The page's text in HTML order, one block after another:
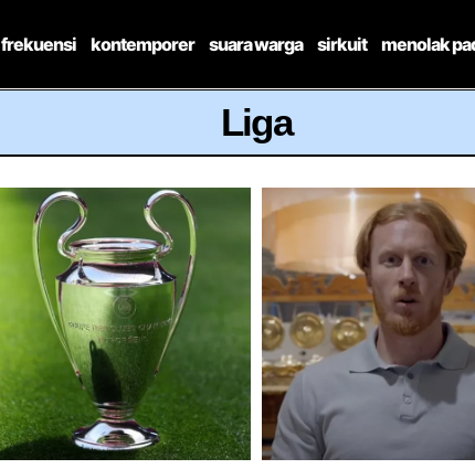
frekuensi kontemporer suara warga sirkuit menolak
Liga